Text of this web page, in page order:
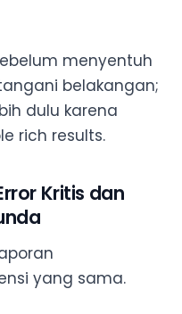
menyentuh
belakangan;
dulu karena
rich results.
Kritis dan
yang sama.